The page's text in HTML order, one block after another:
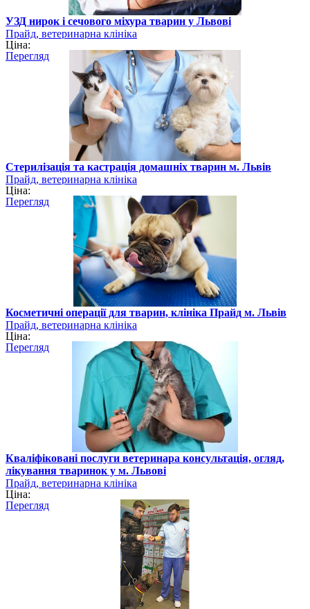
УЗД нирок і сечового міхура тварин у Львові
Прайд, ветеринарна клініка
Ціна:
Перегляд
Стерилізація та кастрація домашніх тварин м. Львів
Прайд, ветеринарна клініка
Ціна:
Перегляд
Косметичні операції для тварин, клініка Прайд м. Львів
Прайд, ветеринарна клініка
Ціна:
Перегляд
Кваліфіковані послуги ветеринара консультація, огляд,
лікування тваринок у м. Львові
Прайд, ветеринарна клініка
Ціна:
Перегляд